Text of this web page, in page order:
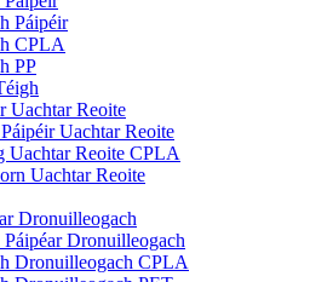
Páipéir
CPLA
PP
Uachtar Reoite
Uachtar Reoite
Uachtar Reoite CPLA
Uachtar Reoite
Dronuilleogach
Dronuilleogach
Dronuilleogach CPLA